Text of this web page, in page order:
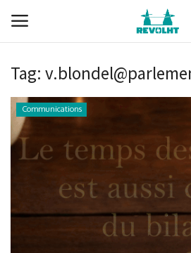
Revolht
Boucle du Hainaut
Documents (membres)
Tag:
Communications